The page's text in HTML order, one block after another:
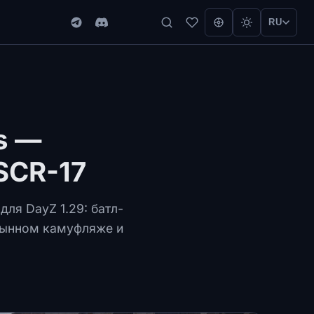
RU
—
17
DayZ 1.29: батл-
камуфляже и